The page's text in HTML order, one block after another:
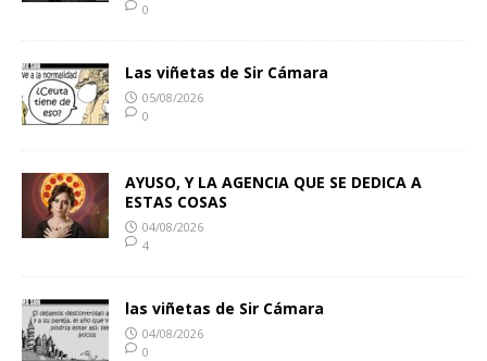
0
Las viñetas de Sir Cámara
05/08/2026
0
AYUSO, Y LA AGENCIA QUE SE DEDICA A
ESTAS COSAS
04/08/2026
4
las viñetas de Sir Cámara
04/08/2026
0